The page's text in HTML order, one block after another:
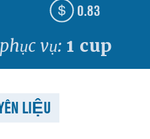
0.83
vụ: 1 cup
LIỆU